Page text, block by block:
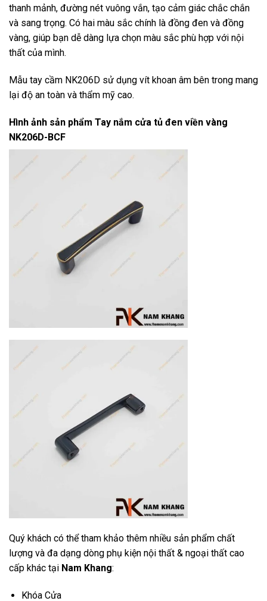
thanh mảnh, đường nét vuông vắn, tạo cảm giác chắc chắn
và sang trọng. Có hai màu sắc chính là đồng đen và đồng
vàng, giúp bạn dễ dàng lựa chọn màu sắc phù hợp với nội
thất của mình.
Mẫu tay cầm NK206D sử dụng vít khoan âm bên trong mang
lại độ an toàn và thẩm mỹ cao.
Hình ảnh sản phẩm Tay nắm cửa tủ đen viền vàng
NK206D-BCF
Quý khách có thể tham khảo thêm nhiều sản phẩm chất
lượng và đa dạng dòng phụ kiện nội thất & ngoại thất cao
cấp khác tại Nam Khang:
Khóa Cửa